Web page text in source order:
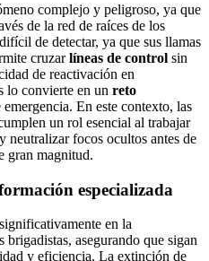
complejo y peligroso, ya que
de la red de raíces de los
de detectar, ya que sus llamas
cruzarlíneas de control sin
de reactivación en
lo convierte en un reto
emergencia. En este contexto, las
un rol esencial al trabajar
neutralizar focos ocultos antes de
gran magnitud.
especializada
en la
brigadistas, asegurando que sigan
y eficiencia. La extinción de